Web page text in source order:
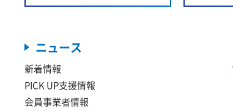
ニュース
新着情報
PICK UP支援情報
会員事業者情報